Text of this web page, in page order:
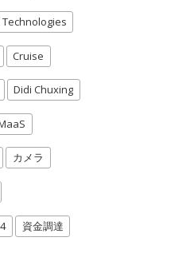
Technologies
Cruise
Didi Chuxing
カメラ
資金調達